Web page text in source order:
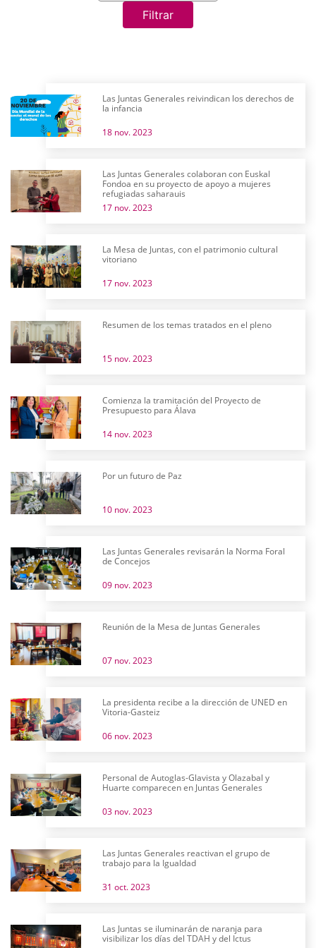
Filtrar
Las Juntas Generales reivindican los derechos de
la infancia
18 nov. 2023
Las Juntas Generales colaboran con Euskal
Fondoa en su proyecto de apoyo a mujeres
refugiadas saharauis
17 nov. 2023
La Mesa de Juntas, con el patrimonio cultural
vitoriano
17 nov. 2023
Resumen de los temas tratados en el pleno
15 nov. 2023
Comienza la tramitación del Proyecto de
Presupuesto para Álava
14 nov. 2023
Por un futuro de Paz
10 nov. 2023
Las Juntas Generales revisarán la Norma Foral
de Concejos
09 nov. 2023
Reunión de la Mesa de Juntas Generales
07 nov. 2023
La presidenta recibe a la dirección de UNED en
Vitoria-Gasteiz
06 nov. 2023
Personal de Autoglas-Glavista y Olazabal y
Huarte comparecen en Juntas Generales
03 nov. 2023
Las Juntas Generales reactivan el grupo de
trabajo para la Igualdad
31 oct. 2023
Las Juntas se iluminarán de naranja para
visibilizar los días del TDAH y del Ictus